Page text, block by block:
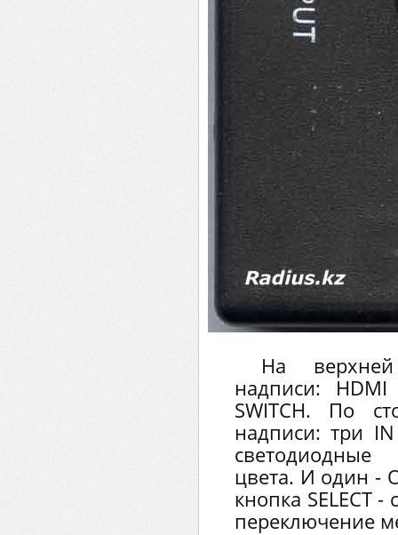
На
надписи:
SWITCH. По
надписи: три
цвета. И один -
кнопка SELECT
переключение